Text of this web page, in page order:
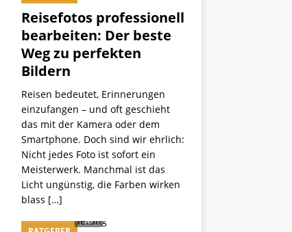
Reisefotos professionell
bearbeiten: Der beste
Weg zu perfekten
Bildern
Reisen bedeutet, Erinnerungen
einzufangen – und oft geschieht
das mit der Kamera oder dem
Smartphone. Doch sind wir ehrlich:
Nicht jedes Foto ist sofort ein
Meisterwerk. Manchmal ist das
Licht ungünstig, die Farben wirken
blass […]